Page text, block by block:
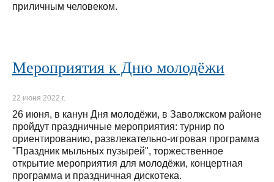
приличным человеком.
Мероприятия к Дню молодёжи
22 июня 2022 г.
26 июня, в канун Дня молодёжи, в Заволжском районе
пройдут праздничные мероприятия: турнир по
ориентированию, развлекательно-игровая программа
"Праздник мыльных пузырей", торжественное
открытие мероприятия для молодёжи, концертная
программа и праздничная дискотека.